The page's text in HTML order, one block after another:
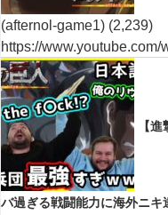
(afternol-game1) (2,239)
https://
【
バ過ぎる戦闘能力に海外ニキ